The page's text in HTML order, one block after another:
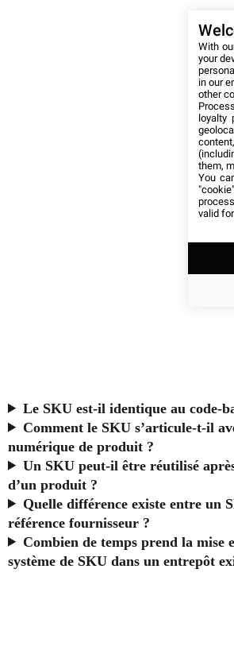
Le SKU est-il identique au code-
Comment le SKU s’articule-t-il
numérique de produit ?
Un SKU peut-il être réutilisé
d’un produit ?
Quelle différence existe entre un
référence fournisseur ?
Combien de temps prend la mise
système de SKU dans un entrepôt
With
your
in our
other
loyalty
them,
You
valid